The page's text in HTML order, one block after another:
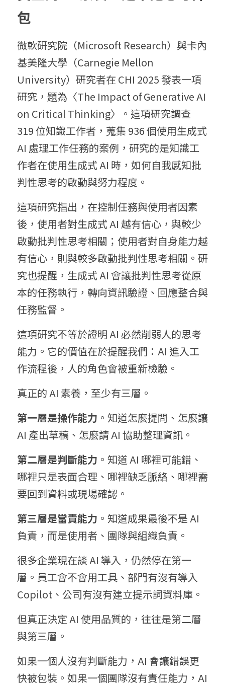
包
微軟研究院（Microsoft Research）與卡內
基美隆大學（Carnegie Mellon
University）研究者在 CHI 2025 發表一項
研究，題為〈The Impact of Generative AI
on Critical Thinking〉。這項研究調查
319 位知識工作者，蒐集 936 個使用生成式
AI 處理工作任務的案例，研究的是知識工
作者在使用生成式 AI 時，如何自我感知批
判性思考的啟動與努力程度。
這項研究指出，在控制任務與使用者因素
後，使用者對生成式 AI 越有信心，與較少
啟動批判性思考相關；使用者對自身能力越
有信心，則與較多啟動批判性思考相關。研
究也提醒，生成式 AI 會讓批判性思考從原
本的任務執行，轉向資訊驗證、回應整合與
任務監督。
這項研究不等於證明 AI 必然削弱人的思考
能力。它的價值在於提醒我們：AI 進入工
作流程後，人的角色會被重新檢驗。
真正的 AI 素養，至少有三層。
第一層是操作能力 。知道怎麼提問、怎麼讓
AI 產出草稿、怎麼請 AI 協助整理資訊。
第二層是判斷能力 。知道 AI 哪裡可能錯、
哪裡只是表面合理、哪裡缺乏脈絡、哪裡需
要回到資料或現場確認。
第三層是當責能力 。知道成果最後不是 AI
負責，而是使用者、團隊與組織負責。
很多企業現在談 AI 導入，仍然停在第一
層。員工會不會用工具、部門有沒有導入
Copilot、公司有沒有建立提示詞資料庫。
但真正決定 AI 使用品質的，往往是第二層
與第三層。
如果一個人沒有判斷能力，AI 會讓錯誤更
快被包裝。如果一個團隊沒有責任能力，AI